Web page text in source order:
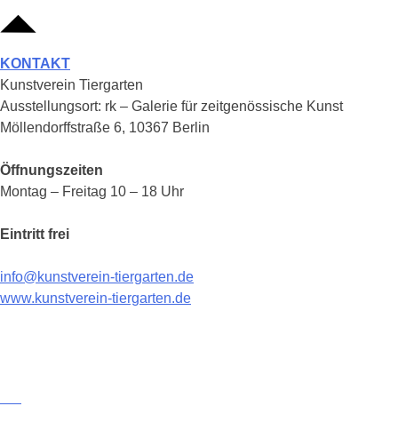
KONTAKT
Kunstverein Tiergarten
Ausstellungsort: rk – Galerie für zeitgenössische Kunst
Möllendorffstraße 6, 10367 Berlin
Öffnungszeiten
Montag – Freitag 10 – 18 Uhr
Eintritt frei
info@kunstverein-tiergarten.de
www.kunstverein-tiergarten.de